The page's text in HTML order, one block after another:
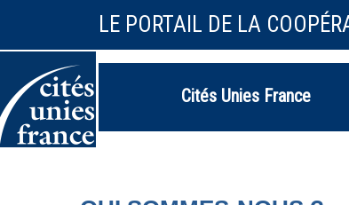
LE PORTAIL DE LA
Cités Unies France